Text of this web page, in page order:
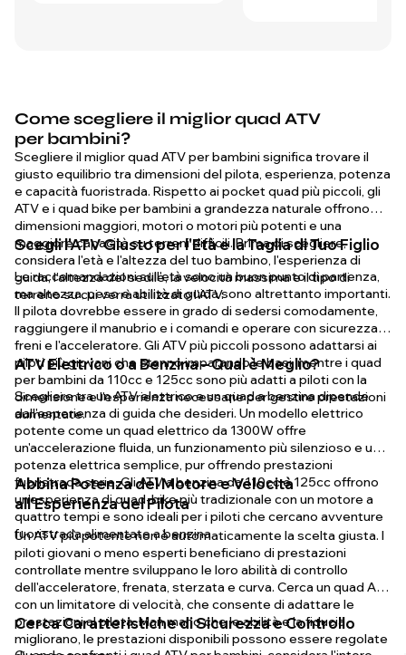
Come scegliere il miglior quad ATV
per bambini?
Scegliere il miglior quad ATV per bambini significa trovare il
giusto equilibrio tra dimensioni del pilota, esperienza, potenza
e capacità fuoristrada. Rispetto ai pocket quad più piccoli, gli
ATV e i quad bike per bambini a grandezza naturale offrono
dimensioni maggiori, motori o motori più potenti e una
maggiore capacità su terreni difficili. Prima di scegliere,
considera l'età e l'altezza del tuo bambino, l'esperienza di
guida, l'altezza del sedile, la velocità massima e il tipo di
terreno su cui verrà utilizzato l'ATV.
Scegli l'ATV Giusto per l'Età e la Taglia di Tuo Figlio
Le raccomandazioni sull'età sono un buon punto di partenza,
ma altezza, peso e abilità di guida sono altrettanto importanti.
Il pilota dovrebbe essere in grado di sedersi comodamente,
raggiungere il manubrio e i comandi e operare con sicurezza i
freni e l'acceleratore. Gli ATV più piccoli possono adattarsi ai
piloti più giovani che stanno imparando le basi, mentre i quad
per bambini da 110cc e 125cc sono più adatti a piloti con la
dimensione e l'esperienza necessarie per gestire prestazioni
aumentate.
ATV Elettrico o a Benzina – Qual è Meglio?
Scegliere tra un ATV elettrico e un quad a benzina dipende
dall'esperienza di guida che desideri. Un modello elettrico
potente come un quad elettrico da 1300W offre
un'accelerazione fluida, un funzionamento più silenzioso e una
potenza elettrica semplice, pur offrendo prestazioni
fuoristrada serie. Gli ATV a benzina da 110cc e 125cc offrono
un'esperienza di quad-bike più tradizionale con un motore a
quattro tempi e sono ideali per i piloti che cercano avventure
fuoristrada alimentate a benzina.
Abbina Potenza del Motore e Velocità
all'Esperienza del Pilota
Un ATV più potente non è automaticamente la scelta giusta. I
piloti giovani o meno esperti beneficiano di prestazioni
controllate mentre sviluppano le loro abilità di controllo
dell'acceleratore, frenata, sterzata e curva. Cerca un quad ATV
con un limitatore di velocità, che consente di adattare le
prestazioni al pilota. Man mano che le abilità e la fiducia
migliorano, le prestazioni disponibili possono essere regolate
Cerca Caratteristiche di Sicurezza e Controllo